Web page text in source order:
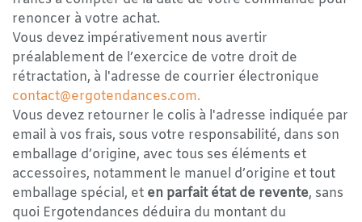
renoncer à votre achat.
Vous devez impérativement nous avertir
préalablement de l’exercice de votre droit de
rétractation, à l'adresse de courrier électronique
contact@ergotendances.com.
Vous devez retourner le colis à l'adresse indiquée par
email à vos frais, sous votre responsabilité, dans son
emballage d’origine, avec tous ses éléments et
accessoires, notamment le manuel d’origine et tout
emballage spécial, et en parfait état de revente, sans
quoi Ergotendances déduira du montant du